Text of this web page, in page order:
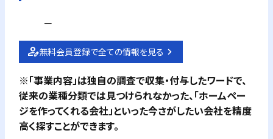
－
無料会員登録で全ての情報を見る
※「事業内容」は独自の調査で収集・付与したワードで、
従来の業種分類では見つけられなかった、「ホームペー
ジを作ってくれる会社」といった今さがしたい会社を精度
高く探すことができます。